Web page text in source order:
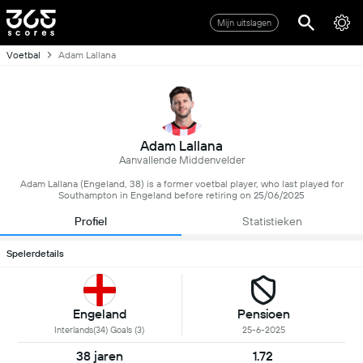
Mijn uitslagen
Voetbal Adam Lallana
Adam Lallana
Aanvallende Middenvelder
Adam Lallana (Engeland, 38) is a former voetbal player, who last played for
Southampton in Engeland before retiring on 25/06/2025
Profiel Statistieken
Spelerdetails
Engeland
Interlands(34) Goals (3)
Pensioen
25-6-2025
38 jaren 1.72